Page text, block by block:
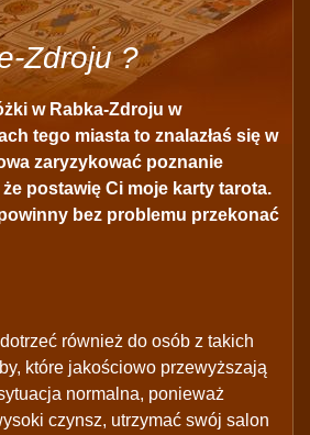
Zdroju ?
w Rabka-Zdroju w
tego miasta to znalazłaś się w
zaryzykować poznanie
postawię Ci moje karty tarota.
bez problemu przekonać
również do osób z takich
które jakościowo przewyższają
normalna, ponieważ
czynsz, utrzymać swój salon